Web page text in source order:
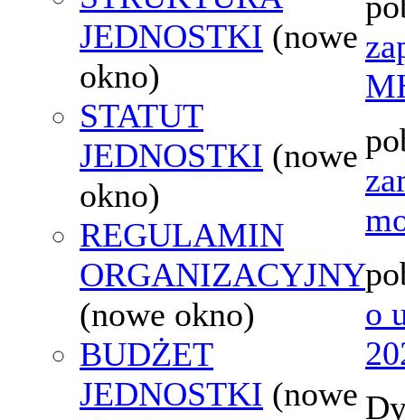
JEDNOSTKI (nowe
okno)
STATUT
JEDNOSTKI (nowe
okno)
REGULAMIN
ORGANIZACYJNY
(nowe okno)
BUDŻET
JEDNOSTKI (nowe
o